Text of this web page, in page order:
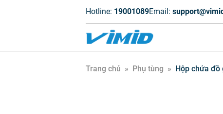
Hotline: 19001089Email:
Trang chủ » Phụ tùng » Hộp chứa đồ